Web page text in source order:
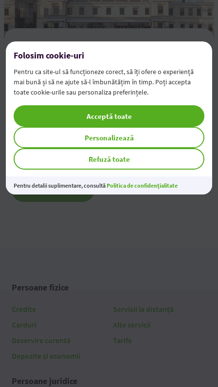
Rezultatele financiare pentru semestrul 1 al anului
2026
05 Aug 2026
Modificarea tarifelor pentru Persoane Juridice
04 Aug 2026
Economiile tale prind valoare
03 Aug 2026
Toate noutățile
Persoane fizice
Credite
Carduri
Deservire curentă
Depozite și economii
Servicii la distanță
Alte servicii
Tarife
Persoane juridice
Folosim cookie-uri
Pentru ca site-ul să funcționeze corect, să îți ofere o experiență
mai bună și să ne ajute să-l îmbunătățim în timp. Poți accepta
toate cookie-urile sau personaliza preferințele.
Refuză toate
Personalizează
Acceptă toate
Pentru detalii suplimentare, consultă Politica de confidențialitate